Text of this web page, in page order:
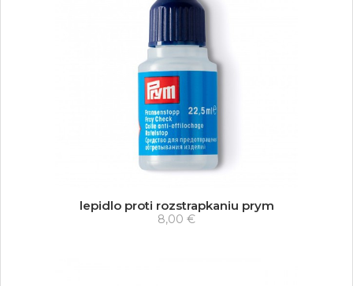
lepidlo proti rozstrapkaniu prym
8,00 €